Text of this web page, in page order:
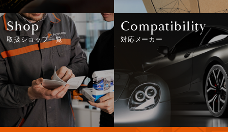
Shop
取扱ショップ一覧
Compatibility
対応メーカー